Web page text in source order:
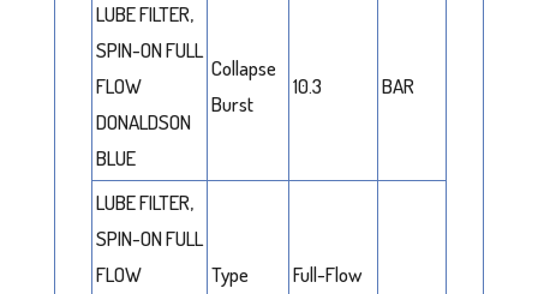
LUBE FILTER,
SPIN-ON FULL
FLOW
DONALDSON
BLUE
Collapse
Burst
10.3 BAR
LUBE FILTER,
SPIN-ON FULL
FLOW
Type Full-Flow